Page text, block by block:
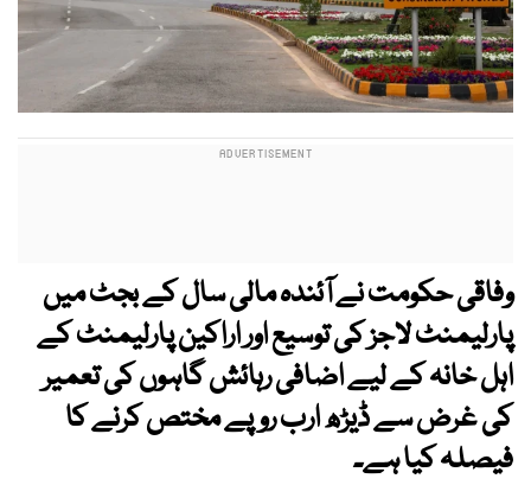
وفاقی حکومت نے آئندہ مالی سال کے بجٹ میں
پارلیمنٹ لاجز کی توسیع اور اراکین پارلیمنٹ کے
اہل خانہ کے لیے اضافی رہائش گاہوں کی تعمیر
کی غرض سے ڈیڑھ ارب روپے مختص کرنے کا
فیصلہ کیا ہے۔